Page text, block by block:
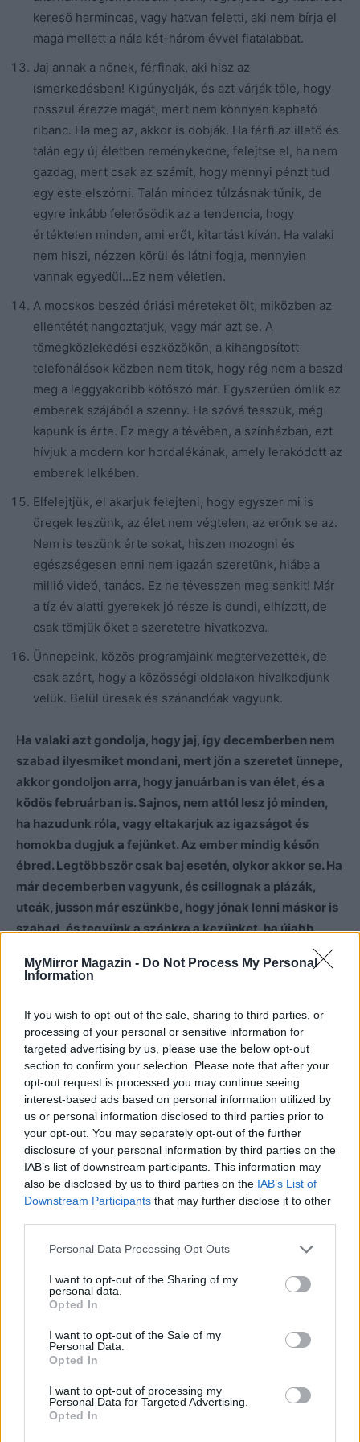
MyMirror Magazin - Do Not Process My Personal
Information
If you wish to opt-out of the sale, sharing to third parties, or
processing of your personal or sensitive information for
targeted advertising by us, please use the below opt-out
section to confirm your selection. Please note that after your
opt-out request is processed you may continue seeing
interest-based ads based on personal information utilized by
us or personal information disclosed to third parties prior to
your opt-out. You may separately opt-out of the further
disclosure of your personal information by third parties on the
IAB’s list of downstream participants. This information may
also be disclosed by us to third parties on the IAB’s List of
Downstream Participants that may further disclose it to other
Personal Data Processing Opt Outs
I want to opt-out of the Sharing of my
personal data.
Opted In
I want to opt-out of the Sale of my
Personal Data.
Opted In
I want to opt-out of processing my
Personal Data for Targeted Advertising.
Opted In
kereső harmincas, vagy hatvan feletti, aki nem bírja el
maga mellett a nála két-három évvel fiatalabbat.
Jaj annak a nőnek, férfinak, aki hisz az
ismerkedésben! Kigúnyolják, és azt várják tőle, hogy
rosszul érezze magát, mert nem könnyen kapható
ribanc. Ha meg az, akkor is dobják. Ha férfi az illető és
talán egy új életben reménykedne, felejtse el, ha nem
gazdag, mert csak az számít, hogy mennyi pénzt tud
egy este elszórni. Talán mindez túlzásnak tűnik, de
egyre inkább felerősödik az a tendencia, hogy
értéktelen minden, ami erőt, kitartást kíván. Ha valaki
nem hiszi, nézzen körül és látni fogja, mennyien
vannak egyedül…Ez nem véletlen.
A mocskos beszéd óriási méreteket ölt, miközben az
ellentétét hangoztatjuk, vagy már azt se. A
tömegközlekedési eszközökön, a kihangosított
telefonálások közben nem titok, hogy rég nem a baszd
meg a leggyakoribb kötőszó már. Egyszerűen ömlik az
emberek szájából a szenny. Ha szóvá tesszük, még
kapunk is érte. Ez megy a tévében, a színházban, ezt
hívjuk a modern kor hordalékának, amely lerakódott az
emberek lelkében.
Elfelejtjük, el akarjuk felejteni, hogy egyszer mi is
öregek leszünk, az élet nem végtelen, az erőnk se az.
Nem is teszünk érte sokat, hiszen mozogni és
egészségesen enni nem igazán szeretünk, hiába a
millió videó, tanács. Ez ne tévesszen meg senkit! Már
a tíz év alatti gyerekek jó része is dundi, elhízott, de
csak tömjük őket a szeretetre hivatkozva.
Ünnepeink, közös programjaink megtervezettek, de
csak azért, hogy a közösségi oldalakon hivalkodjunk
velük. Belül üresek és szánandóak vagyunk.
Ha valaki azt gondolja, hogy jaj, így decemberben nem
szabad ilyesmiket mondani, mert jön a szeretet ünnepe,
akkor gondoljon arra, hogy januárban is van élet, és a
ködös februárban is. Sajnos, nem attól lesz jó minden,
ha hazudunk róla, vagy eltakarjuk az igazságot és
homokba dugjuk a fejünket. Az ember mindig későn
ébred. Legtöbbször csak baj esetén, olykor akkor se. Ha
már decemberben vagyunk, és csillognak a plázák,
utcák, jusson már eszünkbe, hogy jónak lenni máskor is
szabad, és tegyünk a szánkra a kezünket, ha újabb
Nézzünk már bele a saját tükrünkbe, mert nem olyan
homályos az, mintsem gondoljuk.
Kép forrása: Pinterest